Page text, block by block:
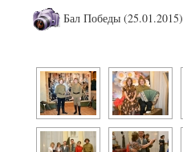
Бал Победы (25.01.2015)